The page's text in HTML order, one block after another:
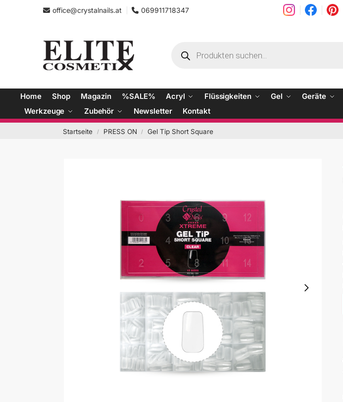
office@crystalnails.at 069911718347
Home Shop Magazin %SALE% Acryl Flüssigkeiten Gel Geräte
Werkzeuge
Zubehör Newsletter Kontakt
Startseite / PRESS ON / Gel Tip Short Square